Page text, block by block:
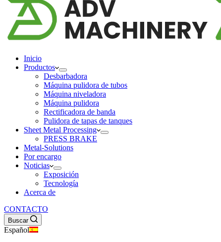
Inicio
Productos
Desbarbadora
Máquina pulidora de tubos
Máquina niveladora
Máquina pulidora
Rectificadora de banda
Pulidora de tapas de tanques
Sheet Metal Processing
PRESS BRAKE
Metal-Solutions
Por encargo
Noticias
Exposición
Tecnología
Acerca de
CONTACTO
Buscar
Español